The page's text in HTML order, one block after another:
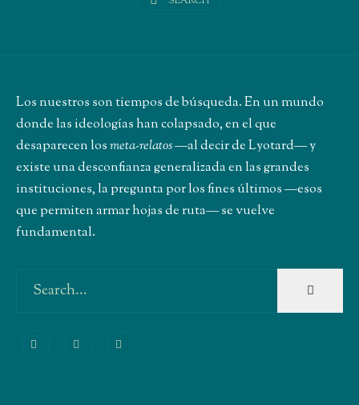
Los nuestros son tiempos de búsqueda. En un mundo
donde las ideologías han colapsado, en el que
desaparecen losmeta-relatos―al decir de Lyotard― y
existe una desconfianza generalizada en las grandes
instituciones, la pregunta por los fines últimos ―esos
que permiten armar hojas de ruta― se vuelve
fundamental.